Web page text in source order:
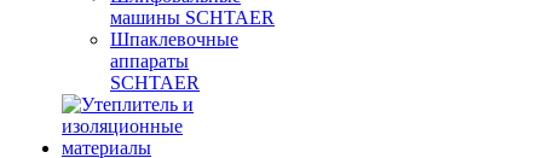
машины SCHTAER
Шпаклевочные
аппараты
SCHTAER